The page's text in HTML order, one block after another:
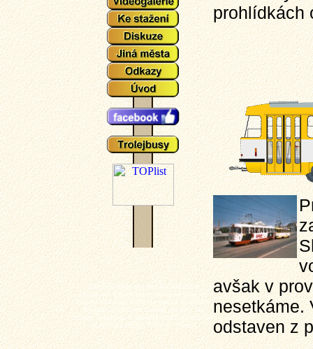
Plzeňské tramvaje - aktuální události a
zajímavosti z plzeňského tramvajové provozu,
popisy typů vozů a zejména mnoho aktuálních
fotografií plzeňských tramvají (nechybí ani
výluky, vykolejení či povodně a další zajímavotsi
z plzeňské MHD). Tramvaj - Plzeň.
prohlídkách
avšak v
nesetkáme.
odstaven z